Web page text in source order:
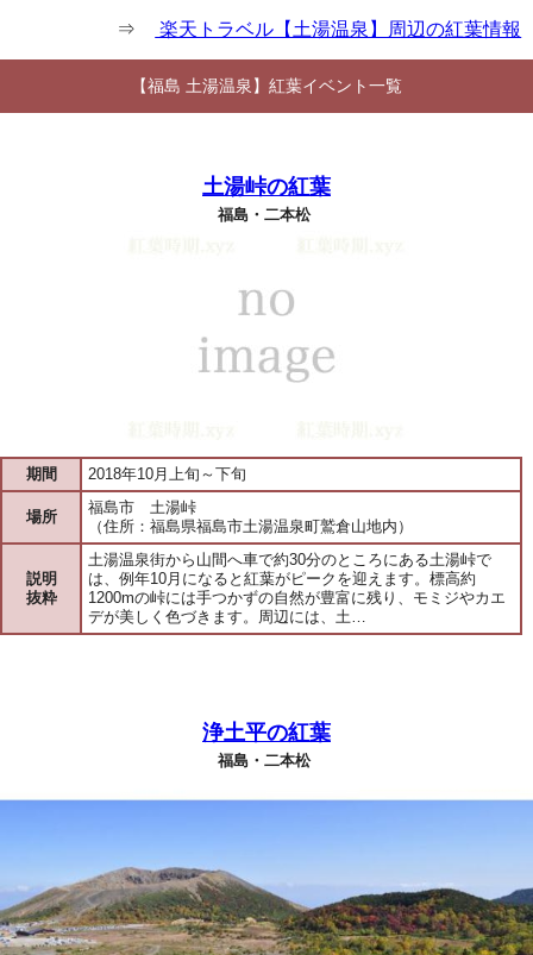
⇒ 楽天トラベル【土湯温泉】周辺の紅葉情報
【福島 土湯温泉】紅葉イベント一覧
土湯峠の紅葉
福島・二本松
期間 2018年10月上旬～下旬
場所
福島市 土湯峠
（住所：福島県福島市土湯温泉町鷲倉山地内）
説明
抜粋
土湯温泉街から山間へ車で約30分のところにある土湯峠で
は、例年10月になると紅葉がピークを迎えます。標高約
1200mの峠には手つかずの自然が豊富に残り、モミジやカエ
デが美しく色づきます。周辺には、土…
浄土平の紅葉
福島・二本松